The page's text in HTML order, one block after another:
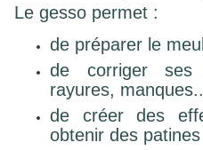
Le gesso permet :
de préparer le
de corriger ses
rayures,
de créer des
obtenir des